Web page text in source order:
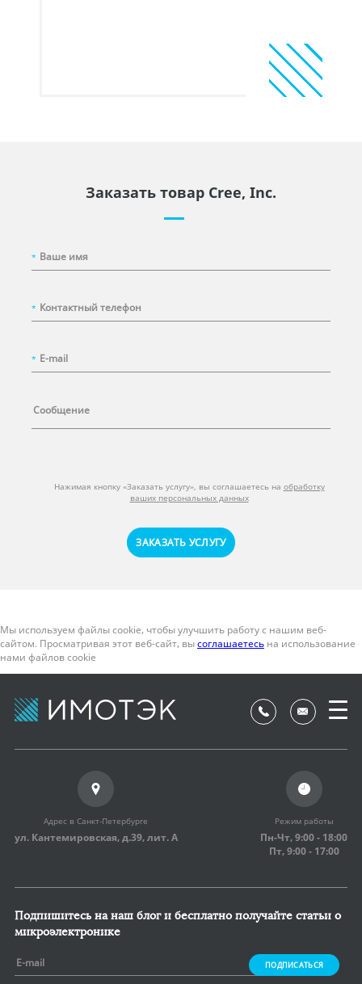
Заказать товар Cree, Inc.
*
*
*
Нажимая кнопку «Заказать услугу», вы соглашаетесь на обработку
ваших персональных данных
ЗАКАЗАТЬ УСЛУГУ
Мы используем файлы cookie, чтобы улучшить работу с нашим веб-
сайтом. Просматривая этот веб-сайт, высоглашаетесь на использование
нами файлов cookie
Адрес в Санкт-Петербурге
ул. Кантемировская, д.39,лит. А
Режим работы
Пн-Чт, 9:00 - 18:00
Пт, 9:00 - 17:00
Подпишитесь на наш блог и бесплатно получайте статьи о
микроэлектронике
ПОДПИСАТЬСЯ